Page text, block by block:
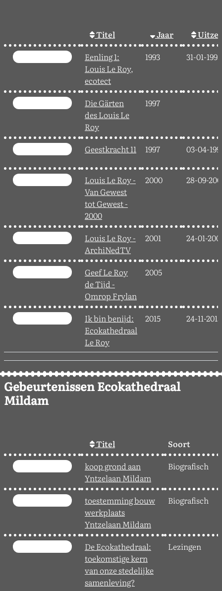
Titel Jaar
Eenling 1:
Louis Le Roy,
ecotect
1993 31-01-1993
Die Gärten
des Louis Le
Roy
1997
Geestkracht 11 1997 03-04-
Louis Le Roy -
Van Gewest
tot Gewest -
2000
2000 28-09-
Louis Le Roy -
ArchiNedTV
2001 24-01-
Geef Le Roy
de Tijd -
Omrop Frylan
2005
Ik bin benijd:
Ecokathedraal
Le Roy
2015 24-11-2015
Gebeurtenissen Ecokathedraal
Mildam
Titel
Soort
koop grond aan
Yntzelaan Mildam
Biografisch
toestemming bouw
werkplaats
Yntzelaan Mildam
Biografisch
De Ecokathedraal:
toekomstige kern
van onze stedelijke
samenleving?
Lezingen